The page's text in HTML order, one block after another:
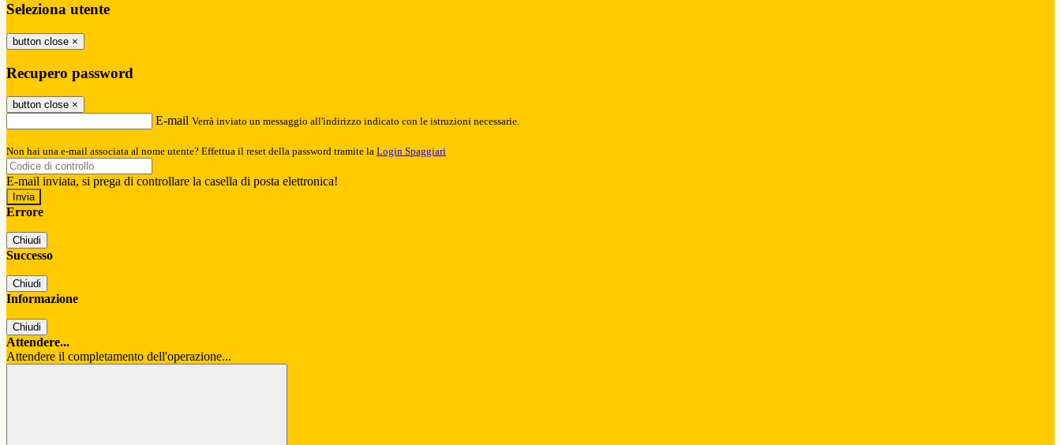
Seleziona utente
button close ×
Recupero password
button close ×
E-mail Verrà inviato un messaggio all'indirizzo indicato con le istruzioni necessarie.
Non hai una e-mail associata al nome utente? Effettua il reset della password tramite la Login Spaggiari
E-mail inviata, si prega di controllare la casella di posta elettronica!
Errore
Chiudi
Successo
Chiudi
Informazione
Chiudi
Attendere...
Attendere il completamento dell'operazione...